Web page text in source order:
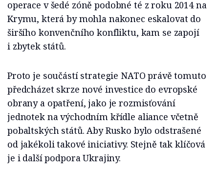
operace v šedé zóně podobné té z roku 2014 na
Krymu, která by mohla nakonec eskalovat do
širšího konvenčního konfliktu, kam se zapojí
i zbytek států.
Proto je součástí strategie NATO právě tomuto
předcházet skrze nové investice do evropské
obrany a opatření, jako je rozmisťování
jednotek na východním křídle aliance včetně
pobaltských států. Aby Rusko bylo odstrašené
od jakékoli takové iniciativy. Stejně tak klíčová
je i další podpora Ukrajiny.